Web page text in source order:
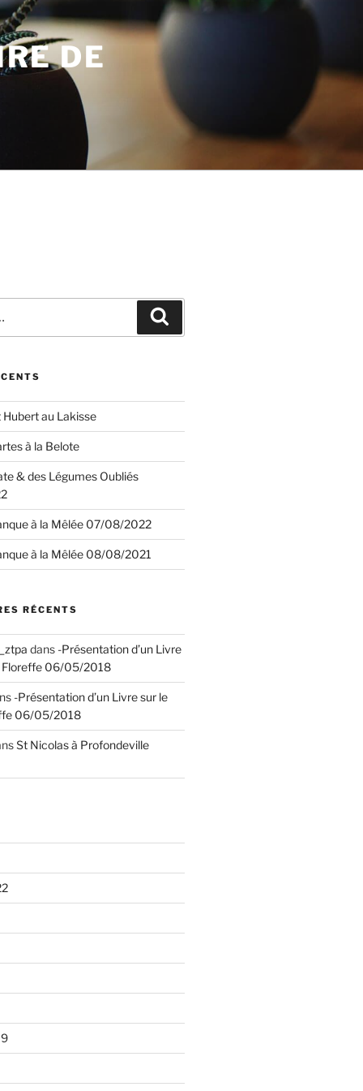
DE
au Lakisse
à la Belote
& des Légumes Oubliés
à la Mêlée 07/08/2022
à la Mêlée 08/08/2021
RÉCENTS
dans -Présentation d’un Livre
Floreffe 06/05/2018
-Présentation d’un Livre sur le
06/05/2018
St Nicolas à Profondeville